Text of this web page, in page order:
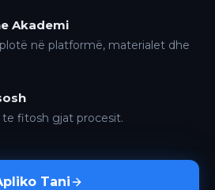
Akademi
në platformë, materialet dhe
fitosh gjat procesit.
Tani